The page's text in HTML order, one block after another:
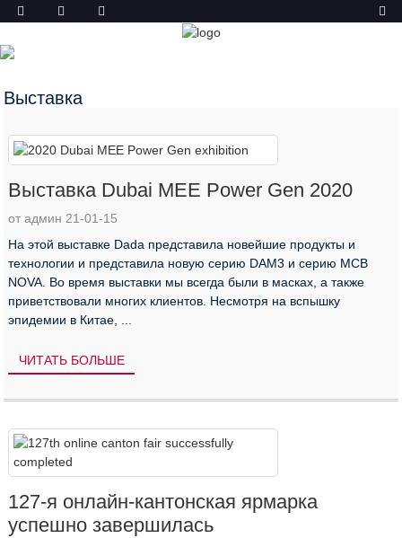
НОВОСТИ
Выставка
Выставка Dubai MEE Power Gen 2020
от админ 21-01-15
На этой выставке Dada представила новейшие продукты и
технологии и представила новую серию DAM3 и серию MCB
NOVA. Во время выставки мы всегда были в масках, а также
приветствовали многих клиентов. Несмотря на вспышку
эпидемии в Китае, ...
ЧИТАТЬ БОЛЬШЕ
127-я онлайн-кантонская ярмарка
успешно завершилась